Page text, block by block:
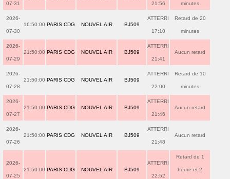
07-31 21:56 minutes
2026-
07-30
16:50:00 PARIS CDG NOUVEL AIR BJ509
ATTERRI
17:10
Retard de 20
minutes
2026-
07-29
21:50:00 PARIS CDG NOUVEL AIR BJ509
ATTERRI
21:41
Aucun retard
2026-
07-28
21:50:00 PARIS CDG NOUVEL AIR BJ509
ATTERRI
22:00
Retard de 10
minutes
2026-
07-27
21:50:00 PARIS CDG NOUVEL AIR BJ509
ATTERRI
21:46
Aucun retard
2026-
07-26
21:50:00 PARIS CDG NOUVEL AIR BJ509
ATTERRI
21:48
Aucun retard
2026-
07-25
21:50:00 PARIS CDG NOUVEL AIR BJ509
ATTERRI
22:52
Retard de 1
heure et 2